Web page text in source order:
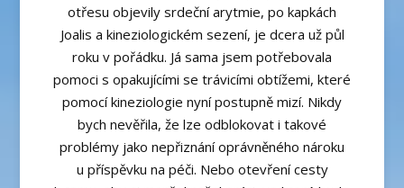
otřesu objevily srdeční arytmie, po kapkách
Joalis a kineziologickém sezení, je dcera už půl
roku v pořádku. Já sama jsem potřebovala
pomoci s opakujícími se trávicími obtížemi, které
pomocí kineziologie nyní postupně mizí. Nikdy
bych nevěřila, že lze odblokovat i takové
problémy jako nepřiznání oprávněného nároku
u příspěvku na péči. Nebo otevření cesty